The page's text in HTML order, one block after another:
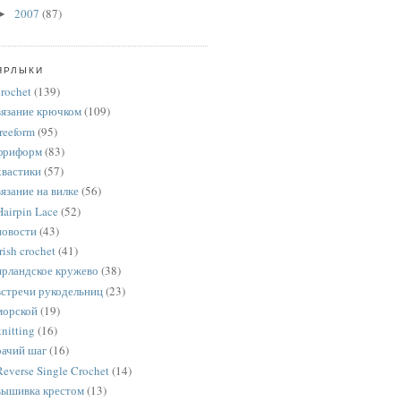
2007 (87)
(139)
крючком(109)
(95)
(83)
(57)
на вилке(56)
Lace (52)
(43)
crochet(41)
кружево (38)
рукодельниц(23)
(19)
(16)
шаг(16)
Single Crochet(14)
крестом(13)